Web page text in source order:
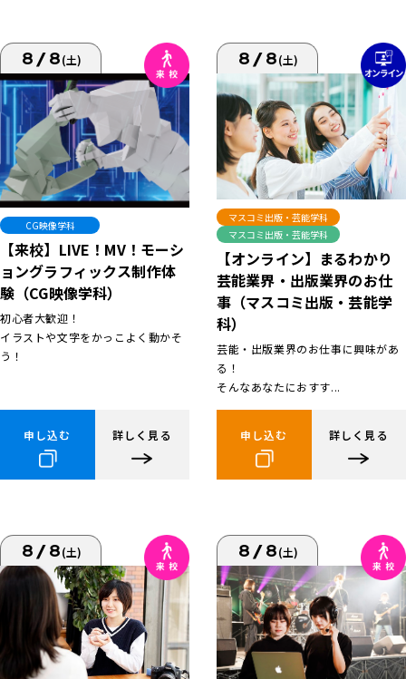
8/8(土)
CG映像学科
【来校】LIVE！MV！モーシ
ョングラフィックス制作体
験（CG映像学科）
初心者大歓迎！
イラストや文字をかっこよく動かそ
う！
申し込む 詳しく見る
8/8(土)
マスコミ出版・芸能学科
マスコミ出版・芸能学科
【オンライン】まるわかり
芸能業界・出版業界のお仕
事（マスコミ出版・芸能学
科）
芸能・出版業界のお仕事に興味があ
る！
そんなあなたにおすす...
申し込む 詳しく見る
8/8(土) 8/8(土)